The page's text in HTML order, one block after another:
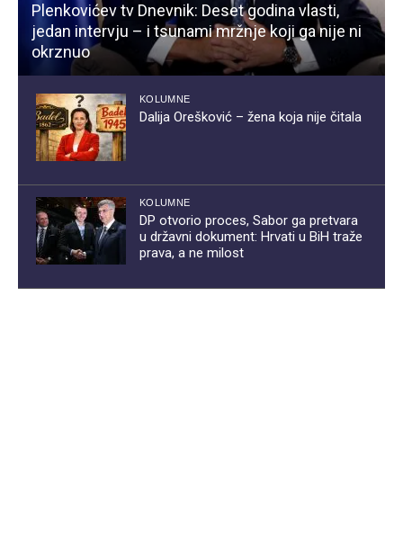
Plenkovićev tv Dnevnik: Deset godina vlasti,
jedan intervju – i tsunami mržnje koji ga nije ni
okrznuo
KOLUMNE
Dalija Orešković – žena koja nije čitala
KOLUMNE
DP otvorio proces, Sabor ga pretvara
u državni dokument: Hrvati u BiH traže
prava, a ne milost